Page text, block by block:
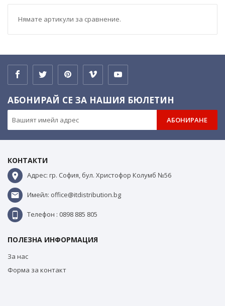
Нямате артикули за сравнение.
АБОНИРАЙ СЕ ЗА НАШИЯ БЮЛЕТИН
АБОНИРАНЕ
КОНТАКТИ
Адрес: гр. София, бул. Христофор Колумб №56
Имейл: office@itdistribution.bg
Телефон : 0898 885 805
ПОЛЕЗНА ИНФОРМАЦИЯ
За нас
Форма за контакт